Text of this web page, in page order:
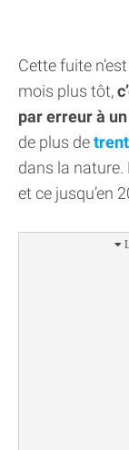
Cette fuite
mois plus tôt,
par erreur à
de plus de
dans la nature.
et ce jusqu’en